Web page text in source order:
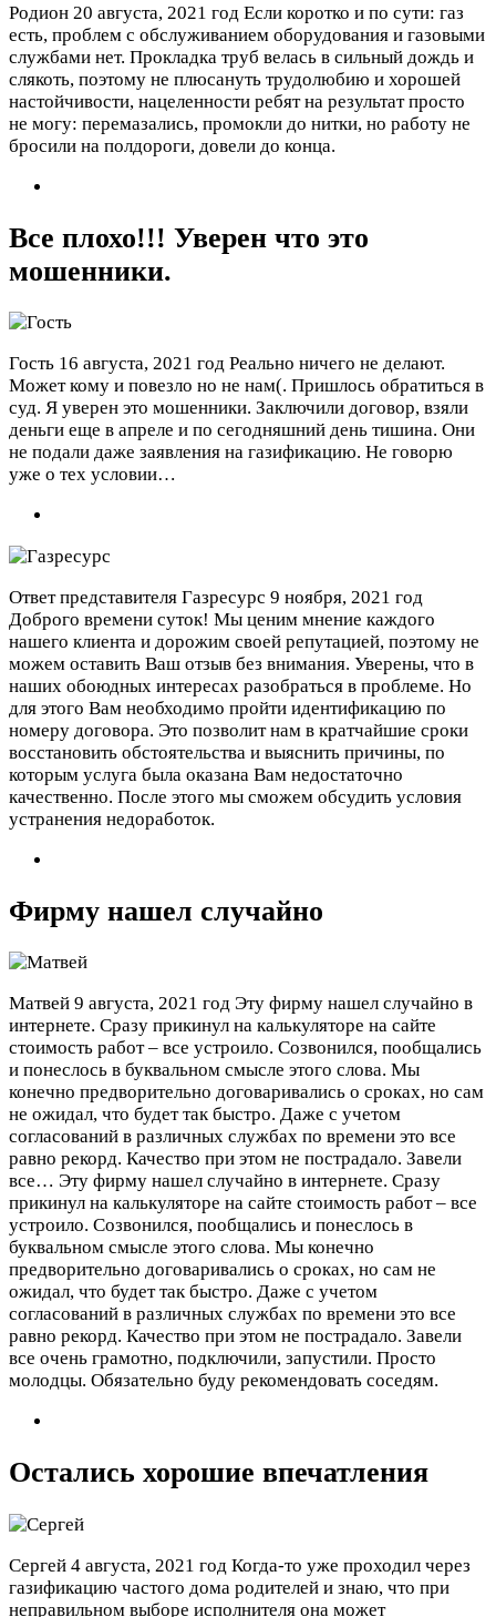
Родион 20 августа, 2021 год Если коротко и по сути: газ
есть, проблем с обслуживанием оборудования и газовыми
службами нет. Прокладка труб велась в сильный дождь и
слякоть, поэтому не плюсануть трудолюбию и хорошей
настойчивости, нацеленности ребят на результат просто
не могу: перемазались, промокли до нитки, но работу не
бросили на полдороги, довели до конца.
Все плохо!!! Уверен что это
мошенники.
Гость 16 августа, 2021 год Реально ничего не делают.
Может кому и повезло но не нам(. Пришлось обратиться в
суд. Я уверен это мошенники. Заключили договор, взяли
деньги еще в апреле и по сегодняшний день тишина. Они
не подали даже заявления на газификацию. Не говорю
уже о тех условии…
Ответ представителя Газресурс 9 ноября, 2021 год
Доброго времени суток! Мы ценим мнение каждого
нашего клиента и дорожим своей репутацией, поэтому не
можем оставить Ваш отзыв без внимания. Уверены, что в
наших обоюдных интересах разобраться в проблеме. Но
для этого Вам необходимо пройти идентификацию по
номеру договора. Это позволит нам в кратчайшие сроки
восстановить обстоятельства и выяснить причины, по
которым услуга была оказана Вам недостаточно
качественно. После этого мы сможем обсудить условия
устранения недоработок.
Фирму нашел случайно
Матвей 9 августа, 2021 год Эту фирму нашел случайно в
интернете. Сразу прикинул на калькуляторе на сайте
стоимость работ – все устроило. Созвонился, пообщались
и понеслось в буквальном смысле этого слова. Мы
конечно предворительно договаривались о сроках, но сам
не ожидал, что будет так быстро. Даже с учетом
согласований в различных службах по времени это все
равно рекорд. Качество при этом не пострадало. Завели
все… Эту фирму нашел случайно в интернете. Сразу
прикинул на калькуляторе на сайте стоимость работ – все
устроило. Созвонился, пообщались и понеслось в
буквальном смысле этого слова. Мы конечно
предворительно договаривались о сроках, но сам не
ожидал, что будет так быстро. Даже с учетом
согласований в различных службах по времени это все
равно рекорд. Качество при этом не пострадало. Завели
все очень грамотно, подключили, запустили. Просто
молодцы. Обязательно буду рекомендовать соседям.
Остались хорошие впечатления
Сергей 4 августа, 2021 год Когда-то уже проходил через
газификацию частого дома родителей и знаю, что при
неправильном выборе исполнителя она может